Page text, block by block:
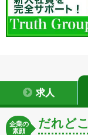
求人
企業の
素顔
だれど